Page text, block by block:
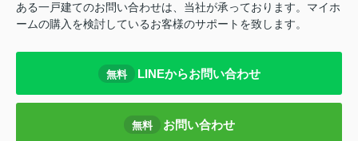
ある一戸建てのお問い合わせは、当社が承っております。マイホ
ームの購入を検討しているお客様のサポートを致します。
無料 LINEからお問い合わせ
無料 お問い合わせ